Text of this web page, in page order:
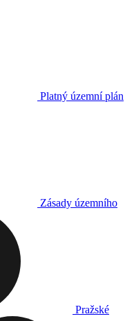
Platný územní plán
Zásady územního
Pražské